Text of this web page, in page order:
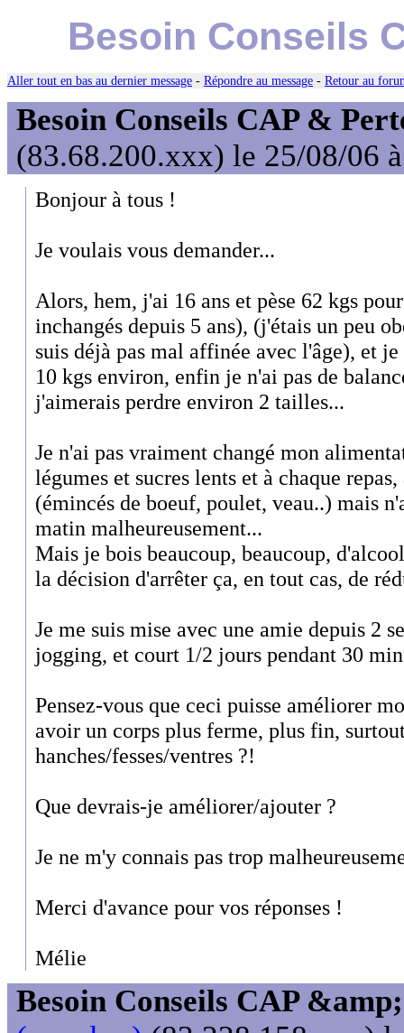
Besoin Conseils
Aller tout en bas au dernier message - Répondre au message - Retour au
Besoin Conseils CAP &
(83.68.200.xxx) le 25/08/06
Bonjour à tous !
Je voulais vous demander...
Alors, hem, j'ai 16 ans et pèse 62 kgs
inchangés depuis 5 ans), (j'étais un peu
suis déjà pas mal affinée avec l'âge), et
10 kgs environ, enfin je n'ai pas de
j'aimerais perdre environ 2 tailles...
Je n'ai pas vraiment changé mon
légumes et sucres lents et à chaque
(émincés de boeuf, poulet, veau..) mais
matin malheureusement...
Mais je bois beaucoup, beaucoup,
la décision d'arrêter ça, en tout cas, de
Je me suis mise avec une amie depuis 2
jogging, et court 1/2 jours pendant 30
Pensez-vous que ceci puisse améliorer
avoir un corps plus ferme, plus fin,
hanches/fesses/ventres ?!
Que devrais-je améliorer/ajouter ?
Je ne m'y connais pas trop
Merci d'avance pour vos réponses !
Mélie
Besoin Conseils CAP